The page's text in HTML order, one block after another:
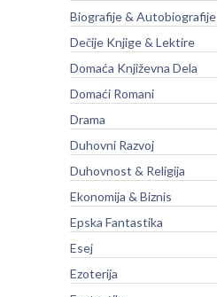
Biografije & Autobiografije
Dečije Knjige & Lektire
Domaća Književna Dela
Domaći Romani
Drama
Duhovni Razvoj
Duhovnost & Religija
Ekonomija & Biznis
Epska Fantastika
Esej
Ezoterija